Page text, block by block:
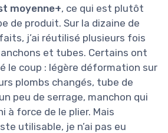
moyenne+, ce qui est plutôt
de produit. Sur la dizaine de
j’ai réutilisé plusieurs fois
et tubes. Certains ont
le coup : légère déformation sur
plombs changés, tube de
peu de serrage, manchon qui
à force de le plier. Mais
utilisable, je n’ai pas eu